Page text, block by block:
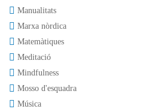
Manualitats
Marxa nòrdica
Matemàtiques
Meditació
Mindfulness
Mosso d'esquadra
Música